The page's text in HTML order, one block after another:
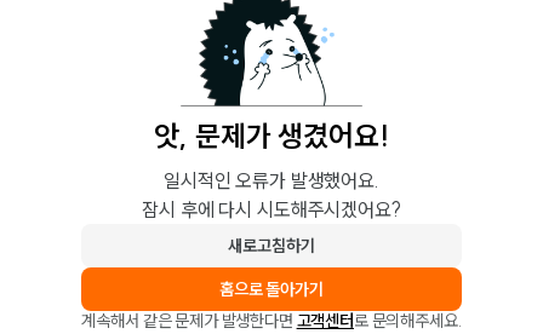
앗, 문제가 생겼어요!
일시적인 오류가 발생했어요.
잠시 후에 다시 시도해주시겠어요?
새로고침하기
홈으로 돌아가기
계속해서 같은 문제가 발생한다면 고객센터로 문의해주세요.